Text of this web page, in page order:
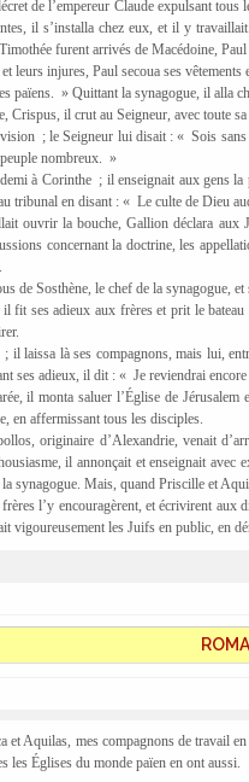
de l’empereur Claude expulsant
il s’installa chez eux, et il y
furent arrivés de Macédoine,
leurs injures, Paul secoua ses vêtements
païens. » Quittant la synagogue, il alla
Crispus, il crut au Seigneur, avec toute
; le Seigneur lui disait : « Sois
nombreux. »
à Corinthe ; il enseignait aux gens
tribunal en disant : « Le culte de Dieu
ouvrir la bouche, Gallion déclara aux
concernant la doctrine, les
de Sosthène, le chef de la synagogue,
fit ses adieux aux frères et prit le
; il laissa là ses compagnons, mais lui,
ses adieux, il dit : « Je reviendrai
il monta saluer l’Église de
en affermissant tous les disciples.
originaire d’Alexandrie, venait
il annonçait et enseignait avec
la synagogue. Mais, quand Priscille et
frères l’y encouragèrent, et écrivirent
vigoureusement les Juifs en public, en
et Aquilas, mes compagnons de travail
les Églises du monde païen en ont aussi.